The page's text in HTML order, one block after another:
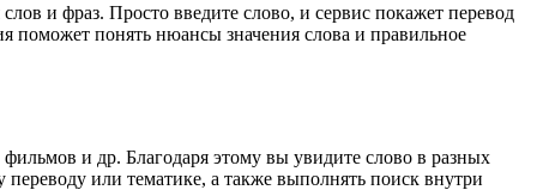
и фраз. Просто введите слово, и сервис покажет перевод
поможет понять нюансы значения слова и правильное
и др. Благодаря этому вы увидите слово в разных
переводу или тематике, а также выполнять поиск внутри